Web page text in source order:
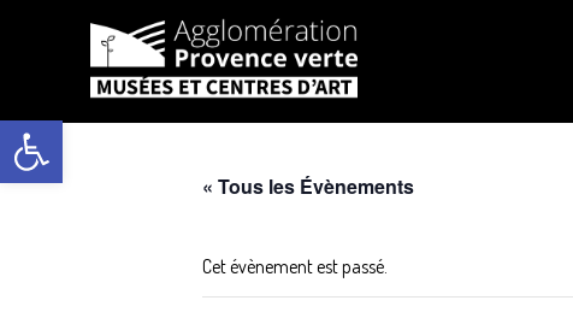
Ouvrir la barre d’outils
contenu
« Tous les Évènements
Cet évènement est passé.